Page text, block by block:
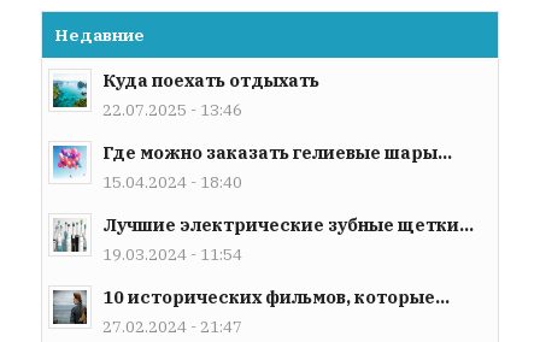
Недавние
Куда поехать отдыхать
22.07.2025 - 13:46
Где можно заказать гелиевые шары...
15.04.2024 - 18:40
Лучшие электрические зубные щетки...
19.03.2024 - 11:54
10 исторических фильмов, которые...
27.02.2024 - 21:47